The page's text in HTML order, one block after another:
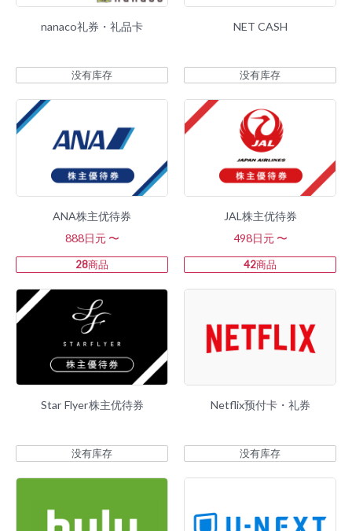
nanaco礼券・礼品卡
没有库存
NET CASH
没有库存
ANA株主优待券
888日元 〜
28商品
JAL株主优待券
498日元 〜
42商品
Star Flyer株主优待券
没有库存
Netflix预付卡・礼券
没有库存